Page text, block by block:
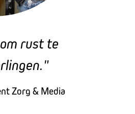
rust te
Zorg & Media